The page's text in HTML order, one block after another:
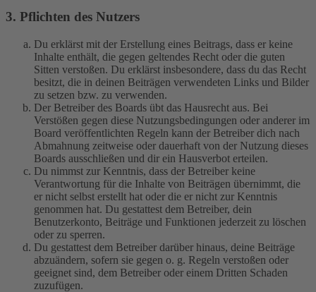
3. Pflichten des Nutzers
Du erklärst mit der Erstellung eines Beitrags, dass er keine
Inhalte enthält, die gegen geltendes Recht oder die guten
Sitten verstoßen. Du erklärst insbesondere, dass du das Recht
besitzt, die in deinen Beiträgen verwendeten Links und Bilder
zu setzen bzw. zu verwenden.
Der Betreiber des Boards übt das Hausrecht aus. Bei
Verstößen gegen diese Nutzungsbedingungen oder anderer im
Board veröffentlichten Regeln kann der Betreiber dich nach
Abmahnung zeitweise oder dauerhaft von der Nutzung dieses
Boards ausschließen und dir ein Hausverbot erteilen.
Du nimmst zur Kenntnis, dass der Betreiber keine
Verantwortung für die Inhalte von Beiträgen übernimmt, die
er nicht selbst erstellt hat oder die er nicht zur Kenntnis
genommen hat. Du gestattest dem Betreiber, dein
Benutzerkonto, Beiträge und Funktionen jederzeit zu löschen
oder zu sperren.
Du gestattest dem Betreiber darüber hinaus, deine Beiträge
abzuändern, sofern sie gegen o. g. Regeln verstoßen oder
geeignet sind, dem Betreiber oder einem Dritten Schaden
zuzufügen.